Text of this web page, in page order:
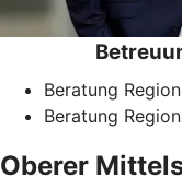
Beratung
Beratung
Oberer